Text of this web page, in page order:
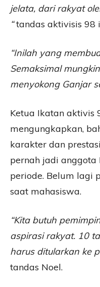
jelata, dari rakyat
“tandas aktivisis 98
“Inilah yang
Semaksimal
menyokong Ganjar
Ketua Ikatan aktivis
mengungkapkan,
karakter dan
pernah jadi anggota
periode. Belum lagi
saat mahasiswa.
“Kita butuh
aspirasi rakyat. 10
harus ditularkan ke
tandas Noel.